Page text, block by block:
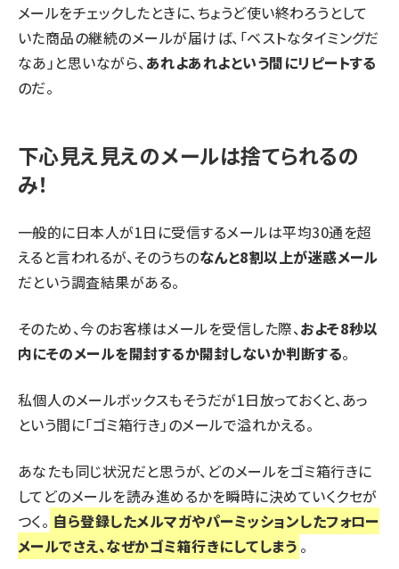
メールをチェックしたときに、ちょうど使い終わろうとして
いた商品の継続のメールが届けば、「ベストなタイミングだ
なあ」と思いながら、 あれよあれよという間にリピートする
のだ。
下心見え見えのメールは捨てられるの
み！
一般的に日本人が1日に受信するメールは平均30通を超
えると言われるが、そのうちのなんと8割以上が迷惑メール
だという調査結果がある。
そのため、今のお客様はメールを受信した際、およそ8秒以
内にそのメールを開封するか開封しないか判断する。
私個人のメールボックスもそうだが1日放っておくと、あっ
という間に「ゴミ箱行き」のメールで溢れかえる。
あなたも同じ状況だと思うが、どのメールをゴミ箱行きに
してどのメールを読み進めるかを瞬時に決めていくクセが
つく。 自ら登録したメルマガやパーミッションしたフォロー
メールでさえ、なぜかゴミ箱行きにしてしまう 。